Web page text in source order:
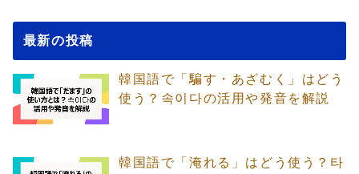
最新の投稿
韓国語で「騙す・あざむく」はどう
使う？속이다の活用や発音を解説
韓国語で「淹れる」はどう使う？타